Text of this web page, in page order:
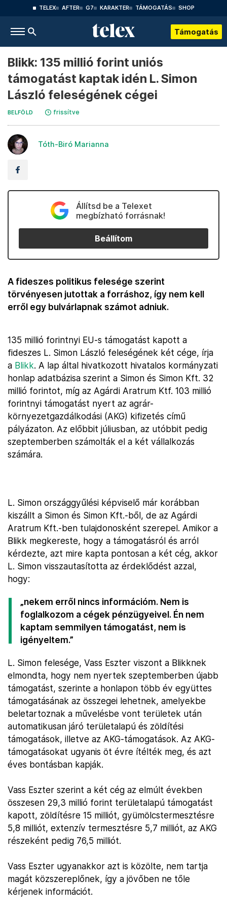
TELEX AFTER G7 KARAKTER TÁMOGATÁS SHOP
Támogatás
Blikk: 135 millió forint uniós
támogatást kaptak idén L. Simon
László feleségének cégei
BELFÖLD frissítve
Tóth-Biró Marianna
Állítsd be a Telexet
megbízható forrásnak!
Beállítom
A fideszes politikus felesége szerint
törvényesen jutottak a forráshoz, így nem kell
erről egy bulvárlapnak számot adniuk.
135 millió forintnyi EU-s támogatást kapott a
fideszes L. Simon László feleségének két cége, írja
a Blikk. A lap által hivatkozott hivatalos kormányzati
honlap adatbázisa szerint a Simon és Simon Kft. 32
millió forintot, míg az Agárdi Aratrum Ktf. 103 millió
forintnyi támogatást nyert az agrár-
környezetgazdálkodási (AKG) kifizetés című
pályázaton. Az előbbit júliusban, az utóbbit pedig
szeptemberben számolták el a két vállalkozás
számára.
L. Simon országgyűlési képviselő már korábban
kiszállt a Simon és Simon Kft.-ből, de az Agárdi
Aratrum Kft.-ben tulajdonosként szerepel. Amikor a
Blikk megkereste, hogy a támogatásról és arról
kérdezte, azt mire kapta pontosan a két cég, akkor
L. Simon visszautasította az érdeklődést azzal,
hogy:
„nekem erről nincs információm. Nem is
foglalkozom a cégek pénzügyeivel. Én nem
kaptam semmilyen támogatást, nem is
igényeltem.”
L. Simon felesége, Vass Eszter viszont a Blikknek
elmondta, hogy nem nyertek szeptemberben újabb
támogatást, szerinte a honlapon több év együttes
támogatásának az összegei lehetnek, amelyekbe
beletartoznak a művelésbe vont területek után
automatikusan járó területalapú és zöldítési
támogatások, illetve az AKG-támogatások. Az AKG-
támogatásokat ugyanis öt évre ítélték meg, és azt
éves bontásban kapják.
Vass Eszter szerint a két cég az elmúlt években
összesen 29,3 millió forint területalapú támogatást
kapott, zöldítésre 15 milliót, gyümölcstermesztésre
5,8 milliót, extenzív termesztésre 5,7 milliót, az AKG
részeként pedig 76,5 milliót.
Vass Eszter ugyanakkor azt is közölte, nem tartja
magát közszereplőnek, így a jövőben ne tőle
kérjenek információt.